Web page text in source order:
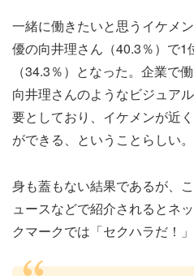
一緒に働きたいと思うイケメ
優の向井理さん（40.3％）で1
（34.3％）となった。企業で
向井理さんのようなビジュア
要としており、イケメンが近
ができる、ということらしい。
身も蓋もない結果であるが、
ュースなどで紹介されるとネ
クマークでは「セクハラだ！